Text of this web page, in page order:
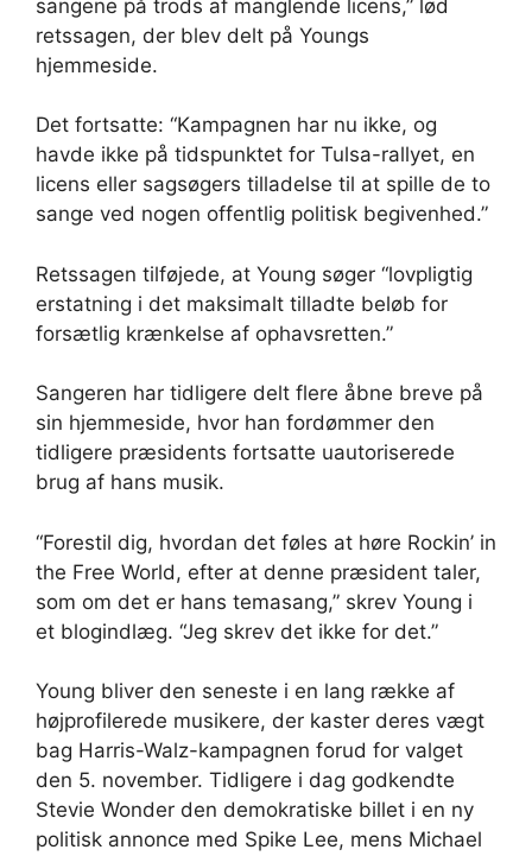
sangene på trods af manglende licens,” lød
retssagen, der blev delt på Youngs
hjemmeside.
Det fortsatte: “Kampagnen har nu ikke, og
havde ikke på tidspunktet for Tulsa-rallyet, en
licens eller sagsøgers tilladelse til at spille de to
sange ved nogen offentlig politisk begivenhed.”
Retssagen tilføjede, at Young søger “lovpligtig
erstatning i det maksimalt tilladte beløb for
forsætlig krænkelse af ophavsretten.”
Sangeren har tidligere delt flere åbne breve på
sin hjemmeside, hvor han fordømmer den
tidligere præsidents fortsatte uautoriserede
brug af hans musik.
“Forestil dig, hvordan det føles at høre Rockin’ in
the Free World, efter at denne præsident taler,
som om det er hans temasang,” skrev Young i
et blogindlæg. “Jeg skrev det ikke for det.”
Young bliver den seneste i en lang række af
højprofilerede musikere, der kaster deres vægt
bag Harris-Walz-kampagnen forud for valget
den 5. november. Tidligere i dag godkendte
Stevie Wonder den demokratiske billet i en ny
politisk annonce med Spike Lee, mens Michael